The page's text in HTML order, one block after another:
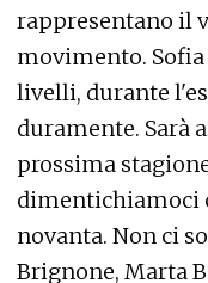
rappresentano il
movimento.
livelli, durante
duramente. Sarà
prossima
dimentichiamoci
novanta. Non ci
Brignone, Marta